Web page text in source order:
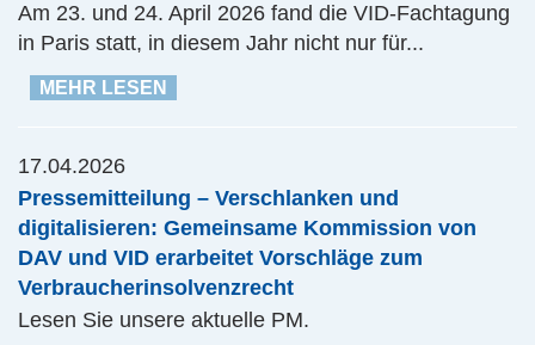
Am 23. und 24. April 2026 fand die VID-Fachtagung
in Paris statt, in diesem Jahr nicht nur für...
MEHR LESEN
17.04.2026
Pressemitteilung – Verschlanken und
digitalisieren: Gemeinsame Kommission von
DAV und VID erarbeitet Vorschläge zum
Verbraucherinsolvenzrecht
Lesen Sie unsere aktuelle PM.